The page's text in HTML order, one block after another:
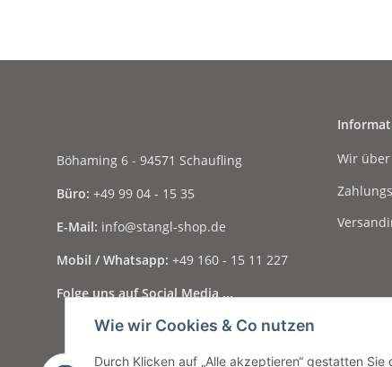
Wie wir Cookies & Co nutzen
Durch Klicken auf „Alle akzeptieren“ gestatten
Böhaming 6 - 94571 Schaufling
Büro: +49 99 04 - 15 35
E-Mail: info@stangl-shop.de
Mobil / Whatsapp: +49 160 - 15 11 227
Folge uns auf Social Media ...
Wir